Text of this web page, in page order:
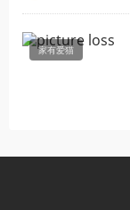
家有爱猫